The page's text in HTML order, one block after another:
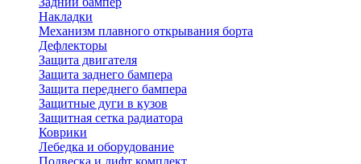
Накладки
Механизм плавного открывания борта
Дефлекторы
Защита двигателя
Защита заднего бампера
Защита переднего бампера
Защитные дуги в кузов
Защитная сетка радиатора
Коврики
Лебедка и оборудование